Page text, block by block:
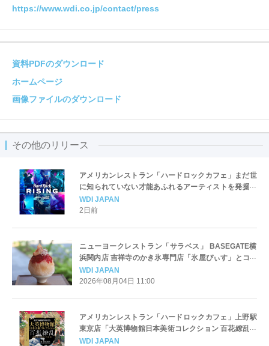
https://www.wdi.co.jp/contact/press
資料PDFのダウンロード
ホームページ
画像ファイルのダウンロード
その他のリリース
アメリカンレストラン「ハードロックカフェ」まだ世
に知られていない才能あふれるアーティストを発掘！
「Hard Rock Rising」
WDI JAPAN
2日前
ニューヨークレストラン「サラベス」 BASEGATE横
浜関内店 吉祥寺のかき氷専門店「氷屋ぴぃす」とコラ
ボ、2期にわけてスペシャルセットを販売
WDI JAPAN
2026年08月04日 11:00
アメリカンレストラン「ハードロックカフェ」上野駅
東京店「大英博物館日本美術コレクション 百花繚乱～
海を越えた江戸絵画」とコラボ
WDI JAPAN